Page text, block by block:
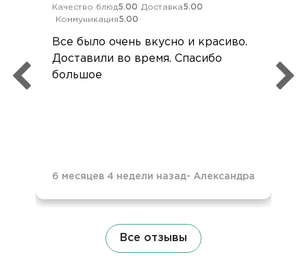
Качество блюд5.00 Доставка5.00
Коммуникация5.00
Все было очень вкусно и красиво.
Доставили во время. Спасибо
большое
6 месяцев 4 недели назад- Александра
Все отзывы